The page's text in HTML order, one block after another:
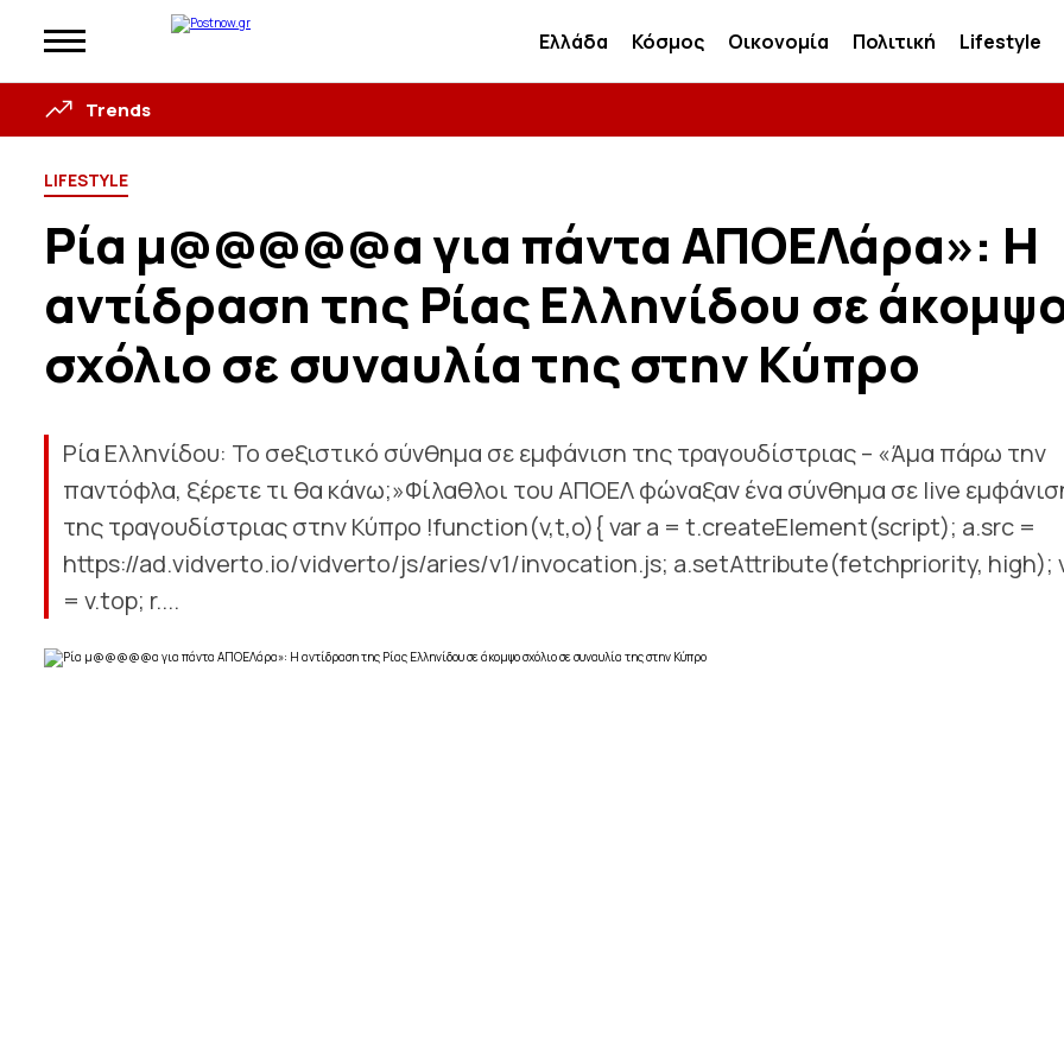
Ελλάδα Κόσμος Οικονομία Πολιτική Lifestyle
Trends
LIFESTYLE
Ρία μ@@@@@α για πάντα ΑΠΟΕΛάρα»: Η
αντίδραση της Ρίας Ελληνίδου σε
σχόλιο σε συναυλία της στην Κύπρο
Ρία Ελληνίδου: Το σeξιστικό σύνθημα σε εμφάνιση της τραγουδίστριας – «Άμα πάρω την
παντόφλα, ξέρετε τι θα κάνω;»Φίλαθλοι του ΑΠΟΕΛ φώναξαν ένα σύνθημα σε live
της τραγουδίστριας στην Κύπρο !function(v,t,o){ var a = t.createElement(script); a.src =
https://ad.vidverto.io/vidverto/js/aries/v1/invocation.js; a.setAttribute(fetchpriority, high);
= v.top; r....